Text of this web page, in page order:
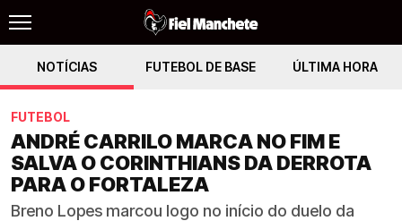
NOTÍCIAS FUTEBOL DE BASE ÚLTIMA HORA
FUTEBOL
ANDRÉ CARRILO MARCA NO FIM E
SALVA O CORINTHIANS DA DERROTA
PARA O FORTALEZA
Breno Lopes marcou logo no início do duelo da